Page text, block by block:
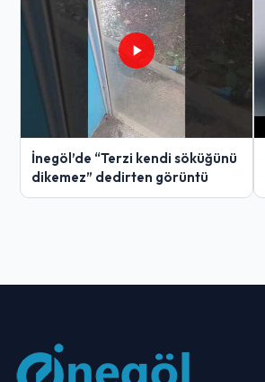
İnegöl’de “Terzi kendi söküğünü
dikemez” dedirten görüntü